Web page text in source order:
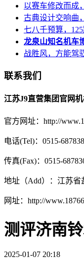
以赛车修改而成，
古典设计交响曲，
七八千预算，
龙泉山知名机车
战胜风，方能驾
联系我们
江苏J9直营集团官网
官方网址：http://
电话(Tel)：0515-
传真(Fax)：0515-
地址（Add）：江苏省
网址：http://
测评济南
2025-01-07 20:18